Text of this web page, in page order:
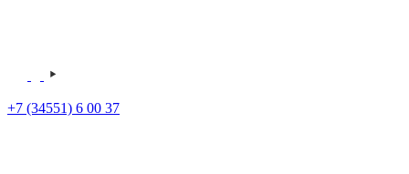
+7 (34551) 6 00 37